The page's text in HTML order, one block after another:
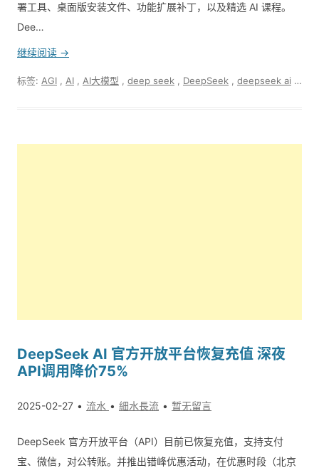
署工具、桌面版安装文件、功能扩展补丁，以及精选 AI 课程。
Dee…
继续阅读 →
标签: AGI AI AI大模型 deep seek DeepSeek deepseek ai
DeepSeek AI 官方开放平台恢复充值 深夜
API调用降价75%
2025-02-27 流水 細水長流 暂无留言
DeepSeek 官方开放平台（API）目前已恢复充值，支持支付
宝、微信，对公转账。并推出错峰优惠活动，在优惠时段（北京